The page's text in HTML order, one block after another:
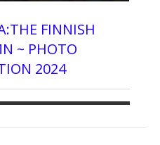
FINNISH
~ PHOTO
2024